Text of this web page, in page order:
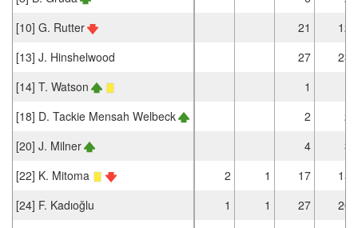
[10] G. Rutter
21
12
[13] J. Hinshelwood
27
23
[14] T. Watson
1
[18] D. Tackie Mensah Welbeck
2
2
[20] J. Milner
4
3
[22] K. Mitoma
2 1 17
15
[24] F. Kadıoğlu
1 1 27
20